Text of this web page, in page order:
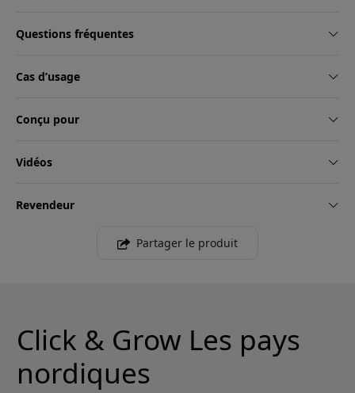
Questions fréquentes
Cas d’usage
Conçu pour
Vidéos
Revendeur
Partager le produit
Click & Grow Les pays
nordiques